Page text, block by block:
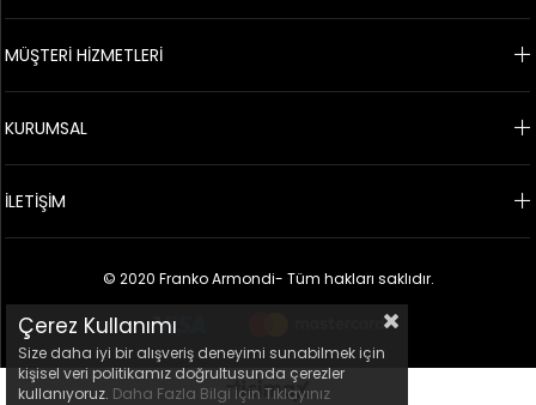
MÜŞTERİ HİZMETLERİ
KURUMSAL
İLETİŞİM
© 2020 Franko Armondi- Tüm hakları saklıdır.
Çerez Kullanımı
Size daha iyi bir alışveriş deneyimi sunabilmek için
kişisel veri politikamız doğrultusunda çerezler
kullanıyoruz. Daha Fazla Bilgi İçin Tıklayınız